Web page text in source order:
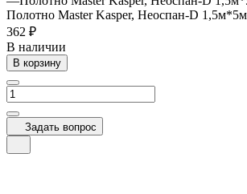
Полотно Master Kasper, Неоспан-D 1,5м*5м
362 ₽
В наличии
В корзину
Задать вопрос